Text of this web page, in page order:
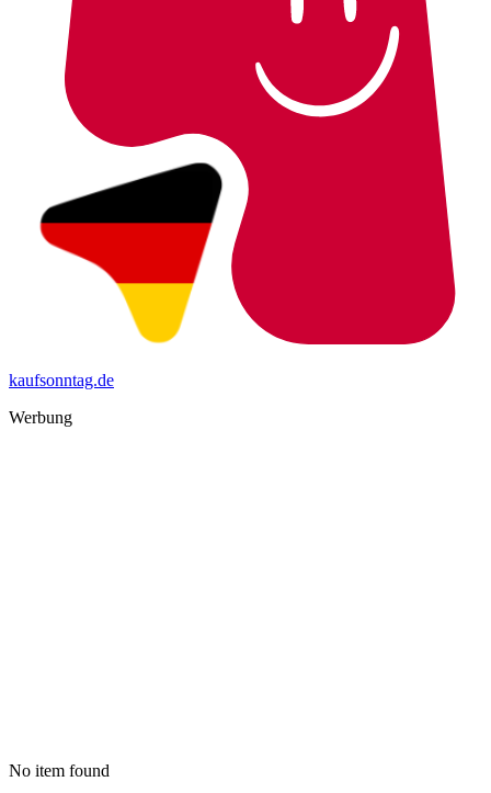
kaufsonntag.de
Werbung
No item found